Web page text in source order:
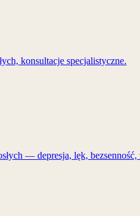
konsultacje specjalistyczne.
— depresja, lęk, bezsenność,